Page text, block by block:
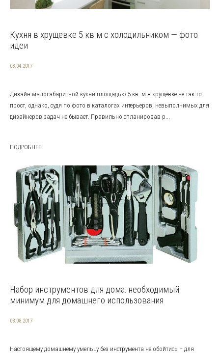
Кухня в хрущевке 5 кв м с холодильником — фото
идеи
03.04.2017
Дизайн малогабаритной кухни площадью 5 кв. м в хрущёвке не так-то
прост, однако, судя по фото в каталогах интерьеров, невыполнимых для
дизайнеров задач не бывает. Правильно спланировав р...
ПОДРОБНЕЕ
Набор инструментов для дома: необходимый
минимум для домашнего использования
03.08.2017
Настоящему домашнему умельцу без инструмента не обойтись – для